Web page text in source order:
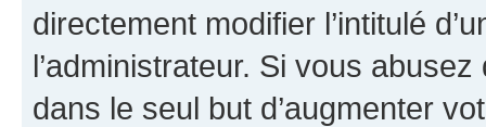
directement modifier l’intitulé
l’administrateur. Si vous
dans le seul but d’augmenter